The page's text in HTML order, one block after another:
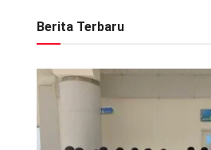
Berita Terbaru